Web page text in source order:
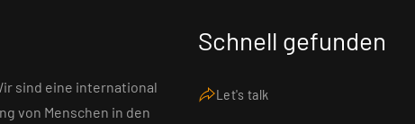
sind eine international
von Menschen in den
Schnell gefunden
Let's talk